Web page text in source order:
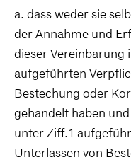
a. dass weder sie
der Annahme und
dieser Vereinbarung
aufgeführten
Bestechung oder
gehandelt haben
unter Ziff.1
Unterlassen von